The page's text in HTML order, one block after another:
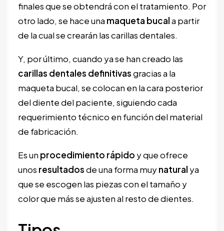
finales que se obtendrá con el tratamiento. Por
otro lado, se hace una maqueta bucala partir
de la cual se crearán las carillas dentales.
Y, por último, cuando ya se han creado las
carillas dentales definitivasgracias a la
maqueta bucal, se colocan en la cara posterior
del diente del paciente, siguiendo cada
requerimiento técnico en función del material
de fabricación.
Es un procedimiento rápido y que ofrece
unos resultadosde una forma muynatural ya
que se escogen las piezas con el tamaño y
color que más se ajusten al resto de dientes.